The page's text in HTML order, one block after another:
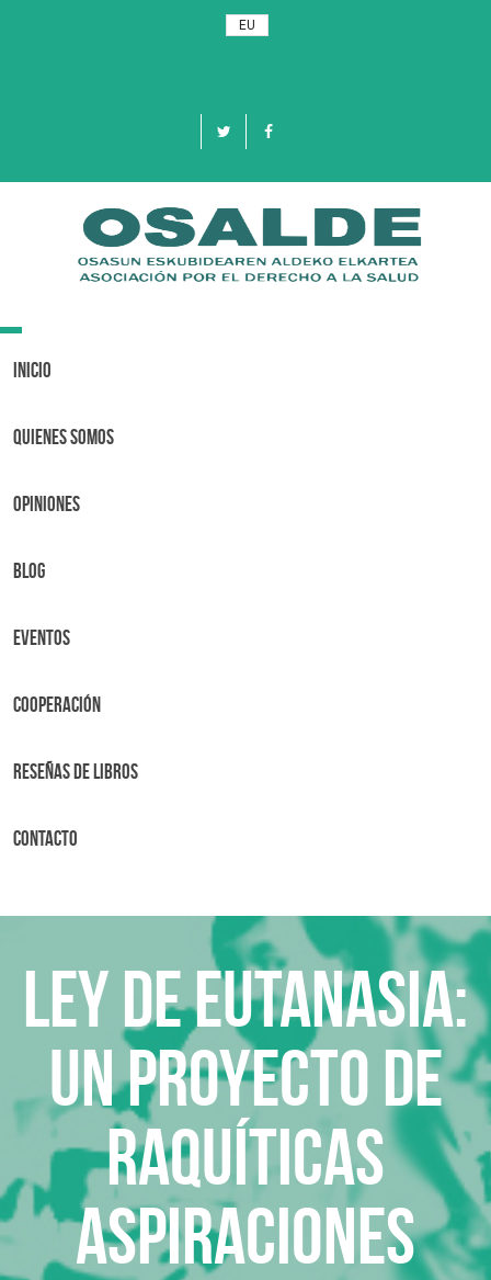
EU
Toggle
Inicio
Quienes Somos
OPINIONES
BLOG
Eventos
Cooperación
Reseñas de libros
Contacto
Ley de eutanasia:
un proyecto de
raquíticas
aspiraciones